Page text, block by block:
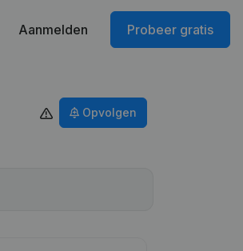
Aanmelden Probeer gratis
Opvolgen